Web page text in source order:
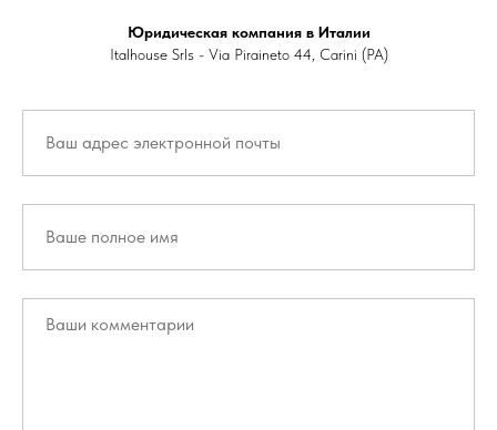
Юридическая компания в Италии
Italhouse Srls - Via Piraineto 44, Carini (PA)